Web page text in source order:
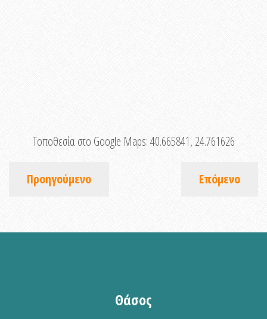
Τοποθεσία στο Google Maps:40.665841, 24.761626
Προηγούμενο Επόμενο
Θάσος